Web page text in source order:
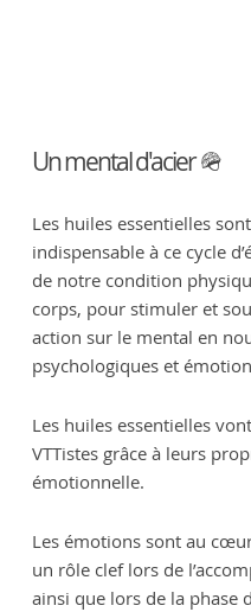
Un mental d'acier 🪖
Les huiles essentielles
indispensable à ce cycle
de notre condition
corps, pour stimuler et
action sur le mental en
psychologiques et
Les huiles essentielles
VTTistes grâce à leurs
émotionnelle.
Les émotions sont au
un rôle clef lors de
ainsi que lors de la phase